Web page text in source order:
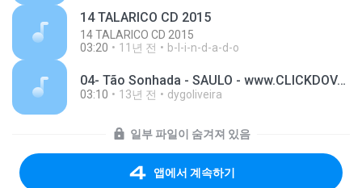
14 TALARICO CD 2015
14 TALARICO CD 2015
03:20
11년 전 b-l-i-n-d-a-d-o
04- Tão Sonhada - SAULO - www.CLICKDOVALE.com.br.mp3
03:10 13년 전 dygoliveira
일부 파일이 숨겨져 있음
앱에서 계속하기